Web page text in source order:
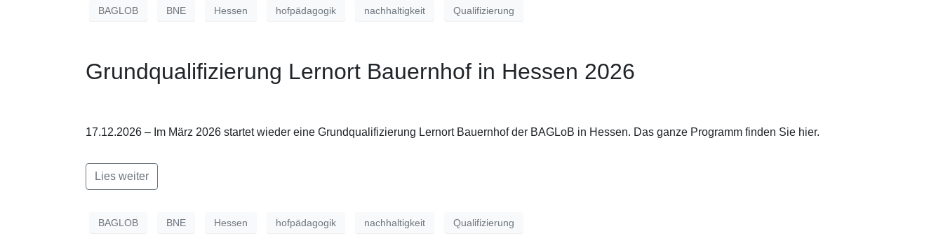
BAGLOB BNE Hessen hofpädagogik nachhaltigkeit Qualifizierung
Grundqualifizierung Lernort Bauernhof in Hessen 2026
17.12.2026 – Im März 2026 startet wieder eine Grundqualifizierung Lernort Bauernhof der BAGLoB in Hessen. Das ganze Programm finden Sie hier.
Lies weiter
BAGLOB BNE Hessen hofpädagogik nachhaltigkeit Qualifizierung